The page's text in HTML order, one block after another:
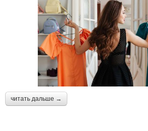
читать дальше →